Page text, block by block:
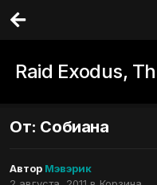
Raid Exodus,
От: Собиана
Автор Мэвэрик